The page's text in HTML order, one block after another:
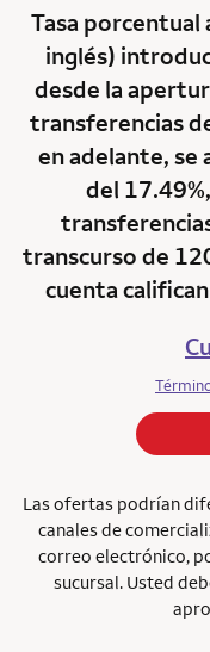
Tasa porcentual
inglés)
desde la
transferencias
en adelante, se
del
transcurso de
cuenta
Las ofertas podrían
canales de
correo electrónico,
sucursal. Usted